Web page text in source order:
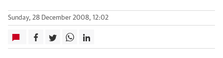
Sunday, 28 December 2008, 12:02